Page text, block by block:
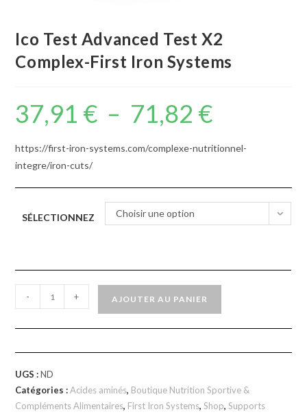
Ico Test Advanced Test X2
Complex-First Iron Systems
37,91 € – 71,82 €
https://first-iron-systems.com/complexe-nutritionnel-
integre/iron-cuts/
SÉLECTIONNEZ Choisir une option
- + AJOUTER AU PANIER
UGS :ND
Catégories :Acides aminés, Boutique Nutrition Sportive &
Compléments Alimentaires, First Iron Systems,Shop,Supports